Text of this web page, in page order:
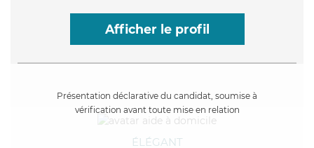
Afficher le profil
Présentation déclarative du candidat, soumise à
vérification avant toute mise en relation
ÉLÉGANT